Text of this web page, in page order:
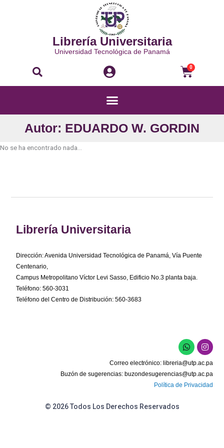
Librería Universitaria
Universidad Tecnológica de Panamá
Buscar 0
Menú
Autor: EDUARDO W. GORDIN
No se ha encontrado nada...
Librería Universitaria
Dirección: Avenida Universidad Tecnológica de Panamá, Vía Puente
Centenario,
Campus Metropolitano Víctor Levi Sasso, Edificio No.3 planta baja.
Teléfono: 560-3031
Teléfono del Centro de Distribución: 560-3683
W
h
a
t
s
a
p
I
n
s
t
a
g
r
Correo electrónico: libreria@utp.ac.pa
Buzón de sugerencias: buzondesugerencias@utp.ac.pa
Política de Privacidad
© 2026 Todos Los Derechos Reservados